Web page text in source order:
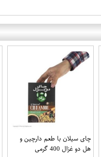
چای سیلان با طعم دارچین و
هل دو غزال 400 گرمی